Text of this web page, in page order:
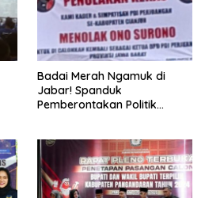
Badai Merah Ngamuk di
Jabar! Spanduk
Pemberontakan Politik
Surono Jadi Calon Ketua
DPD PDI Perjuangan!